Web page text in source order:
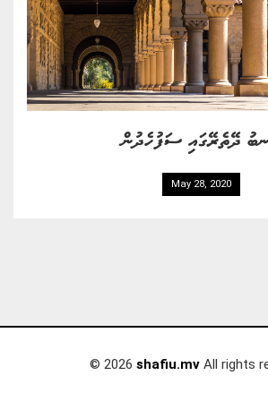
ދޭތެރޭގައި ސަފުހެދުން
May 28, 2020
© 2026 shafiu.mvAll rights